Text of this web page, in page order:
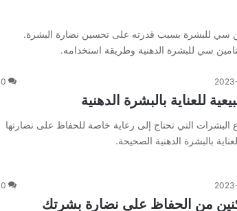
سي للبشرة بسبب قدرته على تحسين نضارة البشرة.
سي للبشرة الدهنية وطريقة استخدامه.
0
للعناية بالبشرة الدهنية
البشرات التي تحتاج إلى رعاية خاصة للحفاظ على نضارتها
بالبشرة الدهنية الصحيحة.
0
من الحفاظ على نضارة بشرتك